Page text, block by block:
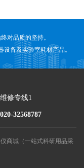
对品质的坚持。
备及实验室耗材产品。
维修专线1
020-32568787
商城（一站式科研用品采